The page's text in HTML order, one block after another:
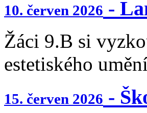
10. červen 2026 -
Žáci 9.B si
estetiského
15. červen 2026 -